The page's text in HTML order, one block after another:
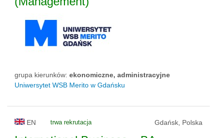
grupa kierunków: ekonomiczne, administracyjne
Uniwersytet WSB Merito w Gdańsku
EN trwa rekrutacja Gdańsk, Polska